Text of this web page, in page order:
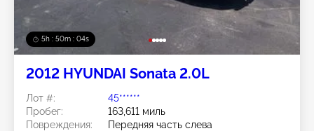
5h : 50m : 01s
2012 HYUNDAI Sonata 2.0L
Лот #:
45******
Пробег:
163,611 миль
Повреждения:
Передняя часть слева